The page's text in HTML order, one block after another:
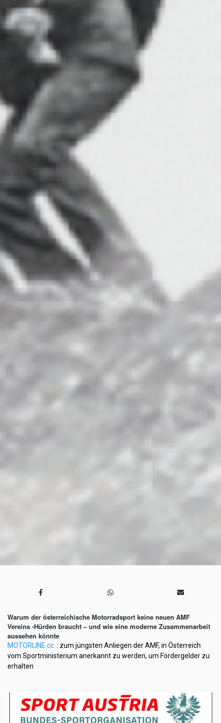
Warum der österreichische Motorradsport keine neuen AMF
Vereins -Hürden braucht – und wie eine moderne Zusammenarbeit
aussehen könnte
MOTORLINE.cc : zum jüngsten Anliegen der AMF, in Österreich
vom Sportministerium anerkannt zu werden, um Fördergelder zu
erhalten